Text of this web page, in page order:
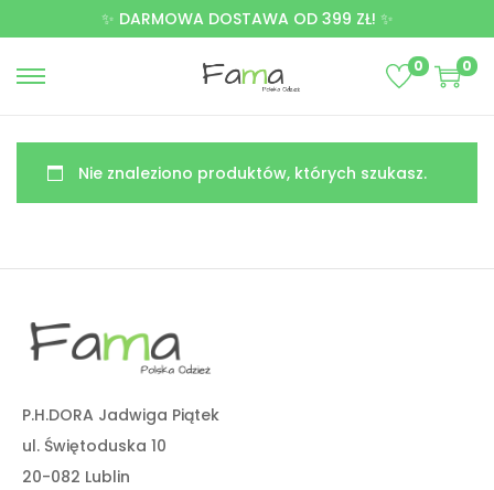
✨ DARMOWA DOSTAWA OD 399 ZŁ! ✨
0 0
Nie znaleziono produktów, których szukasz.
P.H.DORA Jadwiga Piątek
ul. Świętoduska 10
20-082 Lublin